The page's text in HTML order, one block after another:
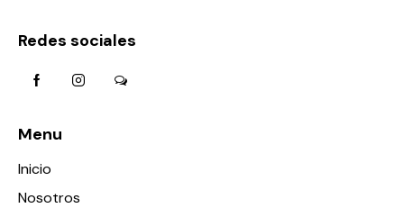
Redes sociales
Menu
Inicio
Nosotros